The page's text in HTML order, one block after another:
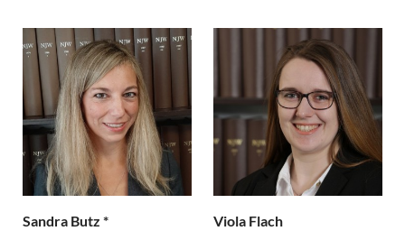
Sandra Butz * Viola Flach